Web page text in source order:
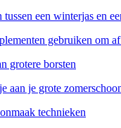
een winterjas en
gebruiken om
grotere borsten
aan je grote
technieken